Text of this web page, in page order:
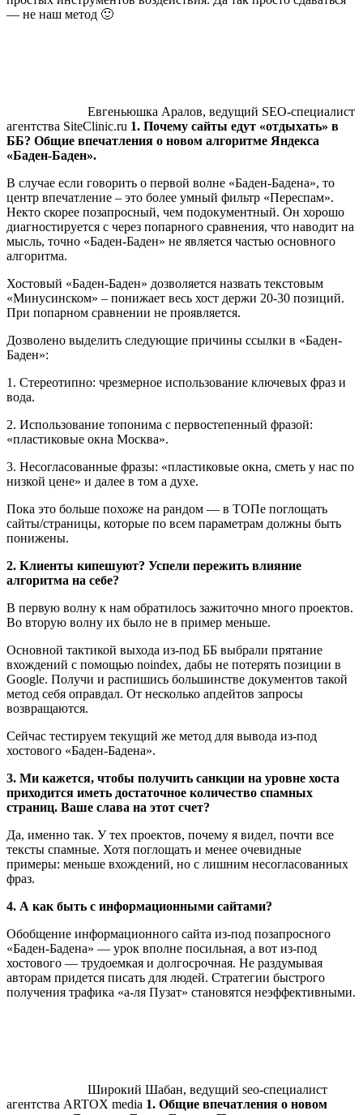
— не наш метод 🙂
Евгеньюшка Аралов, ведущий SEO-специалист
агентства SiteClinic.ru 1. Почему сайты едут «отдыхать» в
ББ? Общие впечатления о новом алгоритме Яндекса
«Баден-Баден».
В случае если говорить о первой волне «Баден-Бадена», то
центр впечатление – это более умный фильтр «Переспам».
Некто скорее позапросный, чем подокументный. Он хорошо
диагностируется с через попарного сравнения, что наводит на
мысль, точно «Баден-Баден» не является частью основного
алгоритма.
Хостовый «Баден-Баден» дозволяется назвать текстовым
«Минусинском» – понижает весь хост держи 20-30 позиций.
При попарном сравнении не проявляется.
Дозволено выделить следующие причины ссылки в «Баден-
Баден»:
1. Стереотипно: чрезмерное использование ключевых фраз и
вода.
2. Использование топонима с первостепенный фразой:
«пластиковые окна Москва».
3. Несогласованные фразы: «пластиковые окна, сметь у нас по
низкой цене» и далее в том а духе.
Пока это больше похоже на рандом — в ТОПе поглощать
сайты/страницы, которые по всем параметрам должны быть
понижены.
2. Клиенты кипешуют? Успели пережить влияние
алгоритма на себе?
В первую волну к нам обратилось зажиточно много проектов.
Во вторую волну их было не в пример меньше.
Основной тактикой выхода из-под ББ выбрали прятание
вхождений с помощью noindex, дабы не потерять позиции в
Google. Получи и распишись большинстве документов такой
метод себя оправдал. От несколько апдейтов запросы
возвращаются.
Сейчас тестируем текущий же метод для вывода из-под
хостового «Баден-Бадена».
3. Ми кажется, чтобы получить санкции на уровне хоста
приходится иметь достаточное количество спамных
страниц. Ваше слава на этот счет?
Да, именно так. У тех проектов, почему я видел, почти все
тексты спамные. Хотя поглощать и менее очевидные
примеры: меньше вхождений, но с лишним несогласованных
фраз.
4. А как быть с информационными сайтами?
Обобщение информационного сайта из-под позапросного
«Баден-Бадена» — урок вполне посильная, а вот из-под
хостового — трудоемкая и долгосрочная. Не раздумывая
авторам придется писать для людей. Стратегии быстрого
получения трафика «а-ля Пузат» становятся неэффективными.
Широкий Шабан, ведущий seo-специалист
агентства ARTOX media 1. Общие впечатления о новом